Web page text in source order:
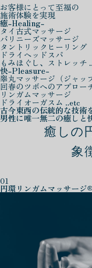
お客様にとって至福の
施術体験を実現
癒-Healing-
タイ古式マッサージ
バリニーズマッサージ
タントリックヒーリング
ドライヘッドスパ
もみほぐし、ストレッチ
快-Pleasure-
睾丸マッサージ（ジャッ
回春のツボへのアプロー
リンガムマッサージ
ドライオーガスム ..etc
古今東西の伝統的な技術
男性に唯一無二の癒しと
癒しの
象
01
円環リンガムマッサージ®